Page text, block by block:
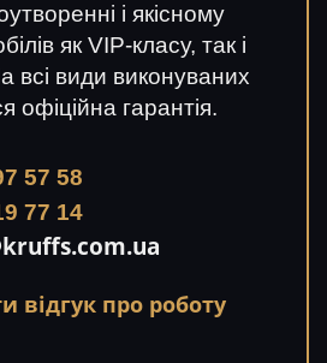
і якісному
як VIP-класу, так і
всі види виконуваних
офіційна гарантія.
57 58
77 14
відгук про роботу